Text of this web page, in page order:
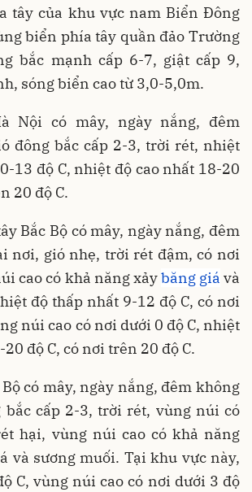
tây của khu vực nam Biển Đông
biển phía tây quần đảo Trường
bắc mạnh cấp 6-7, giật cấp 9,
sóng biển cao từ 3,0-5,0m.
Nội có mây, ngày nắng, đêm
đông bắc cấp 2-3, trời rét, nhiệt
13 độ C, nhiệt độ cao nhất 18-20
20 độ C.
Bắc Bộ có mây, ngày nắng, đêm
nơi, gió nhẹ, trời rét đậm, có nơi
cao có khả năng xảybăng giá và
độ thấp nhất 9-12 độ C, có nơi
núi cao có nơi dưới 0 độ C, nhiệt
độ C, có nơi trên 20 độ C.
có mây, ngày nắng, đêm không
bắc cấp 2-3, trời rét, vùng núi có
hại, vùng núi cao có khả năng
và sương muối. Tại khu vực này,
C, vùng núi cao có nơi dưới 3 độ